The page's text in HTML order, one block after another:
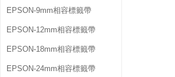
EPSON-9mm相容標籤帶
EPSON-12mm相容標籤帶
EPSON-18mm相容標籤帶
EPSON-24mm相容標籤帶